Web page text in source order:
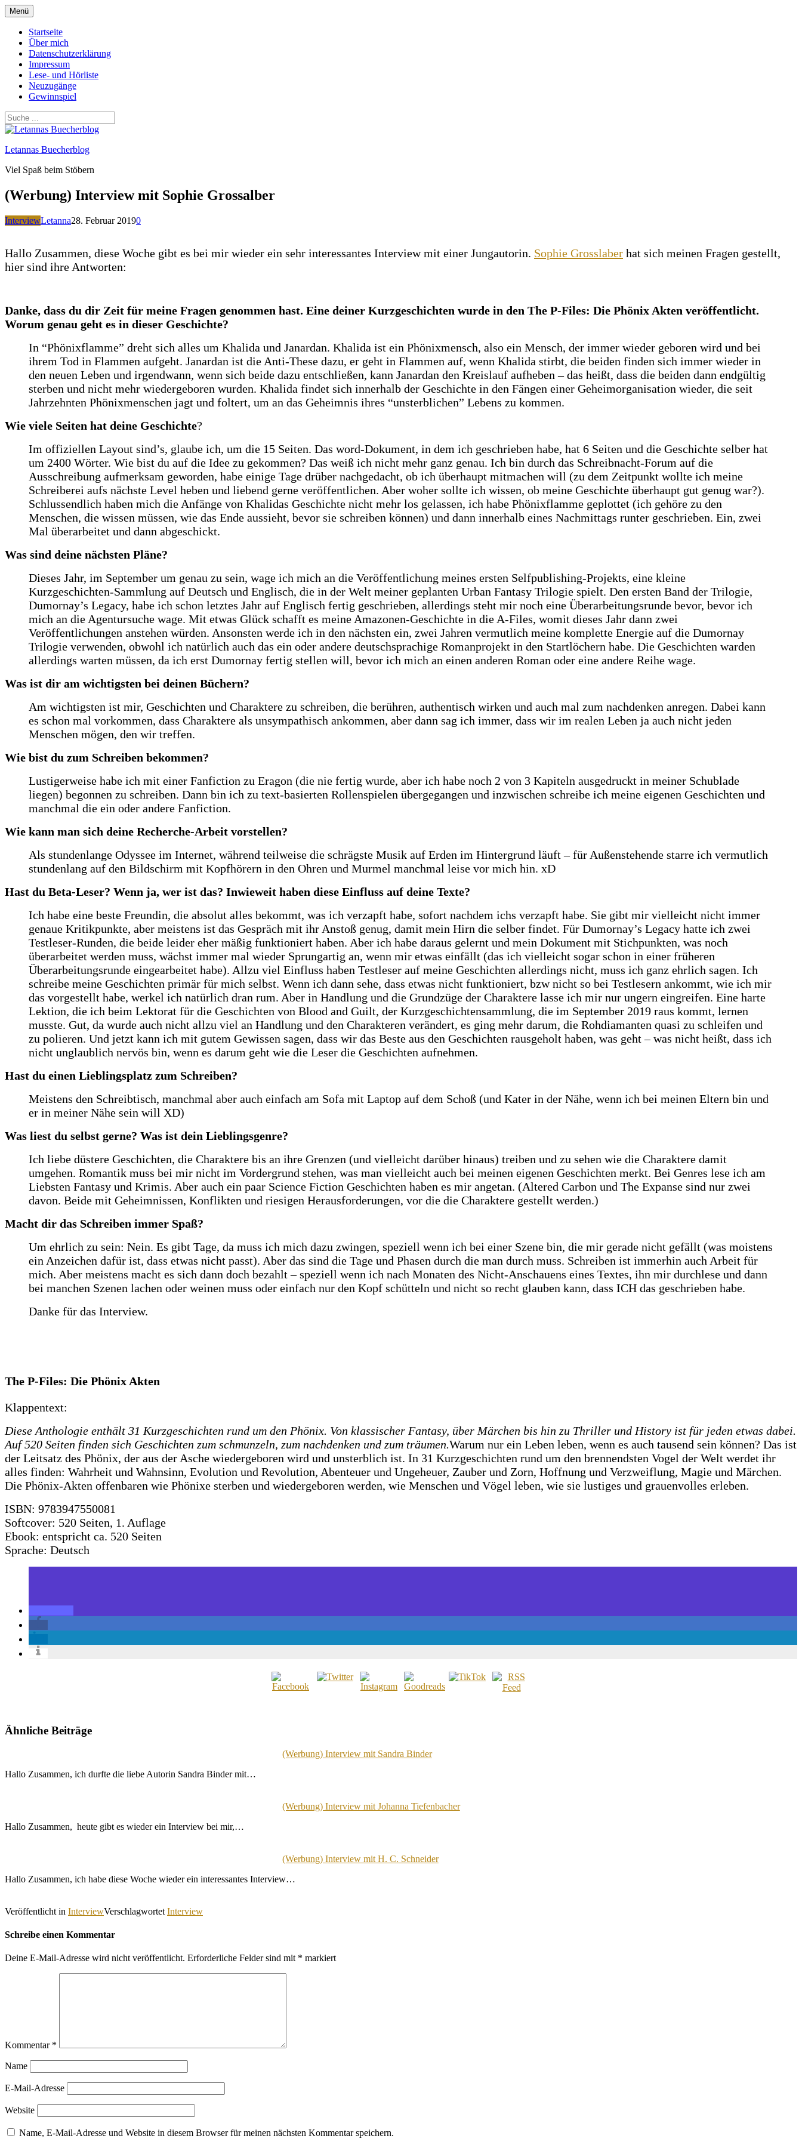
Zum
Inhalt
springen
Menü
Startseite
Über mich
Datenschutzerklärung
Impressum
Lese- und Hörliste
Neuzugänge
Gewinnspiel
Letannas Buecherblog
Viel Spaß beim Stöbern
(Werbung) Interview mit Sophie Grossalber
InterviewLetanna28. Februar 20190
Hallo Zusammen, diese Woche gibt es bei mir wieder ein sehr interessantes Interview mit einer Jungautorin. Sophie Grosslaber hat sich meinen Fragen gestellt,
hier sind ihre Antworten:
Danke, dass du dir Zeit für meine Fragen genommen hast. Eine deiner Kurzgeschichten wurde in den The P-Files: Die Phönix Akten veröffentlicht.
Worum genau geht es in dieser Geschichte?
In “Phönixflamme” dreht sich alles um Khalida und Janardan. Khalida ist ein Phönixmensch, also ein Mensch, der immer wieder geboren wird und bei
ihrem Tod in Flammen aufgeht. Janardan ist die Anti-These dazu, er geht in Flammen auf, wenn Khalida stirbt, die beiden finden sich immer wieder in
den neuen Leben und irgendwann, wenn sich beide dazu entschließen, kann Janardan den Kreislauf aufheben – das heißt, dass die beiden dann endgültig
sterben und nicht mehr wiedergeboren wurden. Khalida findet sich innerhalb der Geschichte in den Fängen einer Geheimorganisation wieder, die seit
Jahrzehnten Phönixmenschen jagt und foltert, um an das Geheimnis ihres “unsterblichen” Lebens zu kommen.
Wie viele Seiten hat deine Geschichte?
Im offiziellen Layout sind’s, glaube ich, um die 15 Seiten. Das word-Dokument, in dem ich geschrieben habe, hat 6 Seiten und die Geschichte selber hat
um 2400 Wörter. Wie bist du auf die Idee zu gekommen? Das weiß ich nicht mehr ganz genau. Ich bin durch das Schreibnacht-Forum auf die
Ausschreibung aufmerksam geworden, habe einige Tage drüber nachgedacht, ob ich überhaupt mitmachen will (zu dem Zeitpunkt wollte ich meine
Schreiberei aufs nächste Level heben und liebend gerne veröffentlichen. Aber woher sollte ich wissen, ob meine Geschichte überhaupt gut genug war?).
Schlussendlich haben mich die Anfänge von Khalidas Geschichte nicht mehr los gelassen, ich habe Phönixflamme geplottet (ich gehöre zu den
Menschen, die wissen müssen, wie das Ende aussieht, bevor sie schreiben können) und dann innerhalb eines Nachmittags runter geschrieben. Ein, zwei
Mal überarbeitet und dann abgeschickt.
Was sind deine nächsten Pläne?
Dieses Jahr, im September um genau zu sein, wage ich mich an die Veröffentlichung meines ersten Selfpublishing-Projekts, eine kleine
Kurzgeschichten-Sammlung auf Deutsch und Englisch, die in der Welt meiner geplanten Urban Fantasy Trilogie spielt. Den ersten Band der Trilogie,
Dumornay’s Legacy, habe ich schon letztes Jahr auf Englisch fertig geschrieben, allerdings steht mir noch eine Überarbeitungsrunde bevor, bevor ich
mich an die Agentursuche wage. Mit etwas Glück schafft es meine Amazonen-Geschichte in die A-Files, womit dieses Jahr dann zwei
Veröffentlichungen anstehen würden. Ansonsten werde ich in den nächsten ein, zwei Jahren vermutlich meine komplette Energie auf die Dumornay
Trilogie verwenden, obwohl ich natürlich auch das ein oder andere deutschsprachige Romanprojekt in den Startlöchern habe. Die Geschichten warden
allerdings warten müssen, da ich erst Dumornay fertig stellen will, bevor ich mich an einen anderen Roman oder eine andere Reihe wage.
Was ist dir am wichtigsten bei deinen Büchern?
Am wichtigsten ist mir, Geschichten und Charaktere zu schreiben, die berühren, authentisch wirken und auch mal zum nachdenken anregen. Dabei kann
es schon mal vorkommen, dass Charaktere als unsympathisch ankommen, aber dann sag ich immer, dass wir im realen Leben ja auch nicht jeden
Menschen mögen, den wir treffen.
Wie bist du zum Schreiben bekommen?
Lustigerweise habe ich mit einer Fanfiction zu Eragon (die nie fertig wurde, aber ich habe noch 2 von 3 Kapiteln ausgedruckt in meiner Schublade
liegen) begonnen zu schreiben. Dann bin ich zu text-basierten Rollenspielen übergegangen und inzwischen schreibe ich meine eigenen Geschichten und
manchmal die ein oder andere Fanfiction.
Wie kann man sich deine Recherche-Arbeit vorstellen?
Als stundenlange Odyssee im Internet, während teilweise die schrägste Musik auf Erden im Hintergrund läuft – für Außenstehende starre ich vermutlich
stundenlang auf den Bildschirm mit Kopfhörern in den Ohren und Murmel manchmal leise vor mich hin. xD
Hast du Beta-Leser? Wenn ja, wer ist das? Inwieweit haben diese Einfluss auf deine Texte?
Ich habe eine beste Freundin, die absolut alles bekommt, was ich verzapft habe, sofort nachdem ichs verzapft habe. Sie gibt mir vielleicht nicht immer
genaue Kritikpunkte, aber meistens ist das Gespräch mit ihr Anstoß genug, damit mein Hirn die selber findet. Für Dumornay’s Legacy hatte ich zwei
Testleser-Runden, die beide leider eher mäßig funktioniert haben. Aber ich habe daraus gelernt und mein Dokument mit Stichpunkten, was noch
überarbeitet werden muss, wächst immer mal wieder Sprungartig an, wenn mir etwas einfällt (das ich vielleicht sogar schon in einer früheren
Überarbeitungsrunde eingearbeitet habe). Allzu viel Einfluss haben Testleser auf meine Geschichten allerdings nicht, muss ich ganz ehrlich sagen. Ich
schreibe meine Geschichten primär für mich selbst. Wenn ich dann sehe, dass etwas nicht funktioniert, bzw nicht so bei Testlesern ankommt, wie ich mir
das vorgestellt habe, werkel ich natürlich dran rum. Aber in Handlung und die Grundzüge der Charaktere lasse ich mir nur ungern eingreifen. Eine harte
Lektion, die ich beim Lektorat für die Geschichten von Blood and Guilt, der Kurzgeschichtensammlung, die im September 2019 raus kommt, lernen
musste. Gut, da wurde auch nicht allzu viel an Handlung und den Charakteren verändert, es ging mehr darum, die Rohdiamanten quasi zu schleifen und
zu polieren. Und jetzt kann ich mit gutem Gewissen sagen, dass wir das Beste aus den Geschichten rausgeholt haben, was geht – was nicht heißt, dass ich
nicht unglaublich nervös bin, wenn es darum geht wie die Leser die Geschichten aufnehmen.
Hast du einen Lieblingsplatz zum Schreiben?
Meistens den Schreibtisch, manchmal aber auch einfach am Sofa mit Laptop auf dem Schoß (und Kater in der Nähe, wenn ich bei meinen Eltern bin und
er in meiner Nähe sein will XD)
Was liest du selbst gerne? Was ist dein Lieblingsgenre?
Ich liebe düstere Geschichten, die Charaktere bis an ihre Grenzen (und vielleicht darüber hinaus) treiben und zu sehen wie die Charaktere damit
umgehen. Romantik muss bei mir nicht im Vordergrund stehen, was man vielleicht auch bei meinen eigenen Geschichten merkt. Bei Genres lese ich am
Liebsten Fantasy und Krimis. Aber auch ein paar Science Fiction Geschichten haben es mir angetan. (Altered Carbon und The Expanse sind nur zwei
davon. Beide mit Geheimnissen, Konflikten und riesigen Herausforderungen, vor die die Charaktere gestellt werden.)
Macht dir das Schreiben immer Spaß?
Um ehrlich zu sein: Nein. Es gibt Tage, da muss ich mich dazu zwingen, speziell wenn ich bei einer Szene bin, die mir gerade nicht gefällt (was moistens
ein Anzeichen dafür ist, dass etwas nicht passt). Aber das sind die Tage und Phasen durch die man durch muss. Schreiben ist immerhin auch Arbeit für
mich. Aber meistens macht es sich dann doch bezahlt – speziell wenn ich nach Monaten des Nicht-Anschauens eines Textes, ihn mir durchlese und dann
bei manchen Szenen lachen oder weinen muss oder einfach nur den Kopf schütteln und nicht so recht glauben kann, dass ICH das geschrieben habe.
Danke für das Interview.
The P-Files: Die Phönix Akten
Klappentext:
Diese Anthologie enthält 31 Kurzgeschichten rund um den Phönix. Von klassischer Fantasy, über Märchen bis hin zu Thriller und History ist für jeden etwas dabei.
Auf 520 Seiten finden sich Geschichten zum schmunzeln, zum nachdenken und zum träumen.Warum nur ein Leben leben, wenn es auch tausend sein können? Das ist
der Leitsatz des Phönix, der aus der Asche wiedergeboren wird und unsterblich ist. In 31 Kurzgeschichten rund um den brennendsten Vogel der Welt werdet ihr
alles finden: Wahrheit und Wahnsinn, Evolution und Revolution, Abenteuer und Ungeheuer, Zauber und Zorn, Hoffnung und Verzweiflung, Magie und Märchen.
Die Phönix-Akten offenbaren wie Phönixe sterben und wiedergeboren werden, wie Menschen und Vögel leben, wie sie lustiges und grauenvolles erleben.
ISBN: 9783947550081
Softcover: 520 Seiten, 1. Auflage
Ebook: entspricht ca. 520 Seiten
Sprache: Deutsch
Ähnliche Beiträge
(Werbung) Interview mit Sandra Binder
Hallo Zusammen, ich durfte die liebe Autorin Sandra Binder mit…
(Werbung) Interview mit Johanna Tiefenbacher
Hallo Zusammen, heute gibt es wieder ein Interview bei mir,…
(Werbung) Interview mit H. C. Schneider
Hallo Zusammen, ich habe diese Woche wieder ein interessantes Interview…
Veröffentlicht in InterviewVerschlagwortet Interview
Schreibe einen Kommentar
Deine E-Mail-Adresse wird nicht veröffentlicht. Erforderliche Felder sind mit * markiert
Kommentar *
Name
E-Mail-Adresse
Website
Name, E-Mail-Adresse und Website in diesem Browser für meinen nächsten Kommentar speichern.